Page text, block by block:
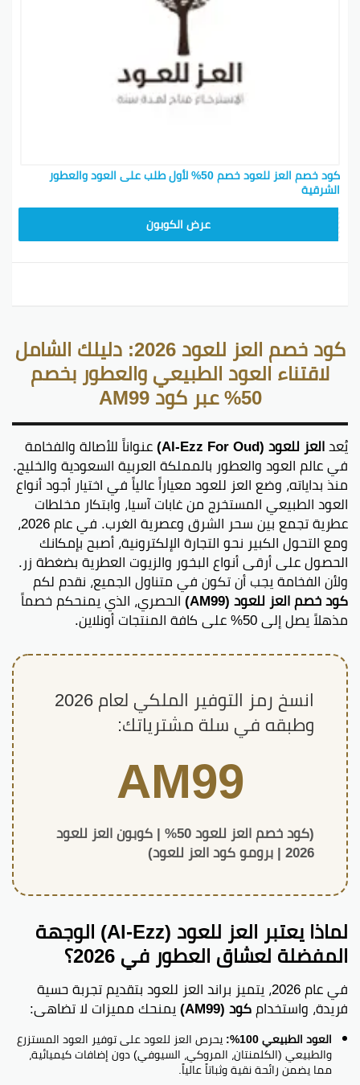
كود خصم العز للعود خصم 50% لأول طلب على العود والعطور
الشرقية
عرض الكوبون
كود خصم العز للعود 2026: دليلك الشامل
لاقتناء العود الطبيعي والعطور بخصم
50% عبر كود AM99
يُعدالعز للعود (Al-Ezz For Oud) عنواناً للأصالة والفخامة
في عالم العود والعطور بالمملكة العربية السعودية والخليج.
منذ بداياته، وضع العز للعود معياراً عالياً في اختيار أجود أنواع
العود الطبيعي المستخرج من غابات آسيا، وابتكار مخلطات
عطرية تجمع بين سحر الشرق وعصرية الغرب. في عام 2026،
ومع التحول الكبير نحو التجارة الإلكترونية، أصبح بإمكانك
الحصول على أرقى أنواع البخور والزيوت العطرية بضغطة زر.
ولأن الفخامة يجب أن تكون في متناول الجميع، نقدم لكم
كود خصم العز للعود (AM99) الحصري، الذي يمنحكم خصماً
مذهلاً يصل إلى 50% على كافة المنتجات أونلاين.
انسخ رمز التوفير الملكي لعام 2026
وطبقه في سلة مشترياتك:
AM99
(كود خصم العز للعود 50% | كوبون العز للعود
2026 | برومو كود العز للعود)
لماذا يعتبر العز للعود (Al-Ezz) الوجهة
المفضلة لعشاق العطور في 2026؟
في عام 2026، يتميز براند العز للعود بتقديم تجربة حسية
فريدة، واستخدامكود (AM99) يمنحك مميزات لا تضاهى:
العود الطبيعي 100%: يحرص العز للعود على توفير العود المستزرع
والطبيعي (الكلمنتان، المروكي، السيوفي) دون إضافات كيميائية،
مما يضمن رائحة نقية وثباتاً عالياً.